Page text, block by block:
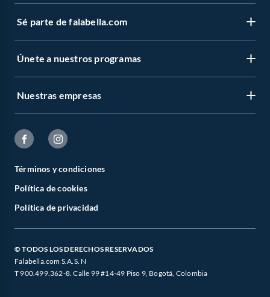
Sé parte de falabella.com
Únete a nuestros programas
Nuestras empresas
Términos y condiciones
Política de cookies
Política de privacidad
© TODOS LOS DERECHOS RESERVADOS
Falabella.com S.A.S. N
T 900.499.362-8. Calle 99 #14-49 Piso 9, Bogotá, Colombia